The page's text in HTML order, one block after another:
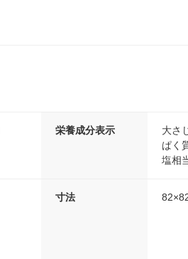
栄養成分表示
大さ
ぱく
塩相
寸法